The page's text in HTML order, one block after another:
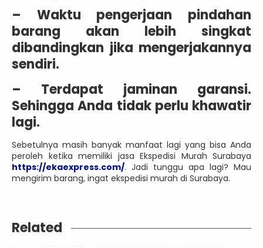
– Waktu pengerjaan pindahan
barang akan lebih singkat
dibandingkan jika mengerjakannya
sendiri.
– Terdapat jaminan garansi.
Sehingga Anda tidak perlu khawatir
lagi.
Sebetulnya masih banyak manfaat lagi yang bisa Anda
peroleh ketika memiliki jasa Ekspedisi Murah Surabaya
https://ekaexpress.com/. Jadi tunggu apa lagi? Mau
mengirim barang, ingat ekspedisi murah di Surabaya.
Related